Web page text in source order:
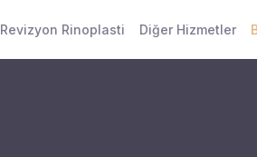
Revizyon Rinoplasti Diğer Hizmetler